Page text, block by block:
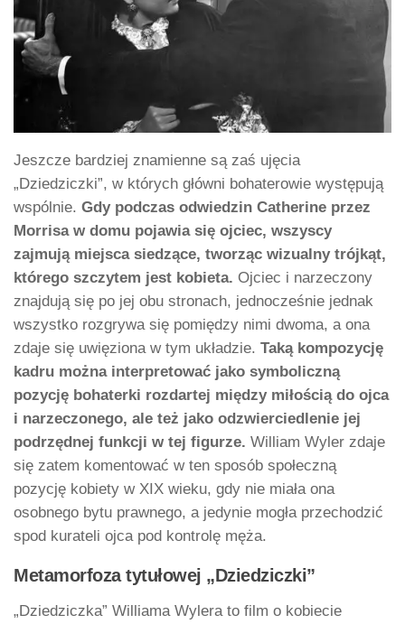
Jeszcze bardziej znamienne są zaś ujęcia
„Dziedziczki”, w których główni bohaterowie występują
wspólnie. Gdy podczas odwiedzin Catherine przez
Morrisa w domu pojawia się ojciec, wszyscy
zajmują miejsca siedzące, tworząc wizualny trójkąt,
którego szczytem jest kobieta. Ojciec i narzeczony
znajdują się po jej obu stronach, jednocześnie jednak
wszystko rozgrywa się pomiędzy nimi dwoma, a ona
zdaje się uwięziona w tym układzie. Taką kompozycję
kadru można interpretować jako symboliczną
pozycję bohaterki rozdartej między miłością do ojca
i narzeczonego, ale też jako odzwierciedlenie jej
podrzędnej funkcji w tej figurze. William Wyler zdaje
się zatem komentować w ten sposób społeczną
pozycję kobiety w XIX wieku, gdy nie miała ona
osobnego bytu prawnego, a jedynie mogła przechodzić
spod kurateli ojca pod kontrolę męża.
Metamorfoza tytułowej „Dziedziczki”
„Dziedziczka” Williama Wylera to film o kobiecie